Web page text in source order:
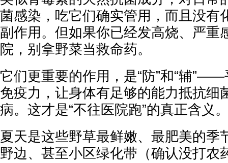
菌感染，吃它们确实管用，而且没有
副作用。但如果你已经发高烧、严重
院，别拿野菜当救命药。
它们更重要的作用，是“防”和“辅
免疫力，让身体有足够的能力抵抗细
病。这才是“不往医院跑”的真正含义
夏天是这些野草最鲜嫩、最肥美的季
野边、甚至小区绿化带（确认没打农